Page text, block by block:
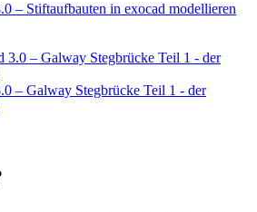
– Stiftaufbauten in exocad modellieren
– Galway Stegbrücke Teil 1 - der